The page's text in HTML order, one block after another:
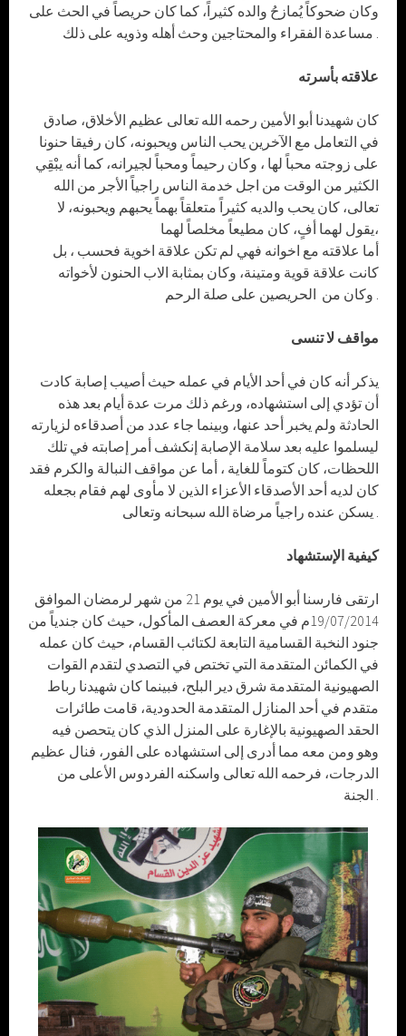
وكان ضحوكاً يُمازحُ والده كثيراً، كما كان حريصاً في الحث على
علاقته بأسرته
كان شهيدنا أبو الأمين رحمه الله تعالى عظيم الأخلاق، صادق
في التعامل مع الآخرين يحب الناس ويحبونه، كان رفيقا حنونا
على زوجته محباً لها ، وكان رحيماً ومحباً لجيرانه، كما أنه يبْقِي
الكثير من الوقت من اجل خدمة الناس راجياً الأجر من الله
تعالى، كان يحب والديه كثيراً متعلقاً بهماً يحبهم ويحبونه، لا
يقول لهما أفٍ، كان مطيعاً مخلصاً لهما،
أما علاقته مع اخوانه فهي لم تكن علاقة اخوية فحسب ، بل
كانت علاقة قوية ومتينة، وكان بمثابة الاب الحنون لأخواته
مواقف لا تنسى
يذكر أنه كان في أحد الأيام في عمله حيث أصيب إصابة كادت
أن تؤدي إلى استشهاده، ورغم ذلك مرت عدة أيام بعد هذه
الحادثة ولم يخبر أحد عنها، وبينما جاء عدد من أصدقاءه لزيارته
ليسلموا عليه بعد سلامة الإصابة إنكشف أمر إصابته في تلك
اللحظات، كان كتوماً للغاية ، أما عن مواقف النبالة والكرم فقد
كان لديه أحد الأصدقاء الأعزاء الذين لا مأوى لهم فقام بجعله
كيفية الإستشهاد
ارتقى فارسنا أبو الأمين في يوم 21 من شهر لرمضان الموافق
19/07/2014م في معركة العصف المأكول، حيث كان جندياً من
جنود النخبة القسامية التابعة لكتائب القسام، حيث كان عمله
في الكمائن المتقدمة التي تختص في التصدي لتقدم القوات
الصهيونية المتقدمة شرق دير البلح، فبينما كان شهيدنا رباط
متقدم في أحد المنازل المتقدمة الحدودية، قامت طائرات
الحقد الصهيونية بالإغارة على المنزل الذي كان يتحصن فيه
وهو ومن معه مما أدرى إلى استشهاده على الفور، فنال عظيم
الدرجات، فرحمه الله تعالى واسكنه الفردوس الأعلى من